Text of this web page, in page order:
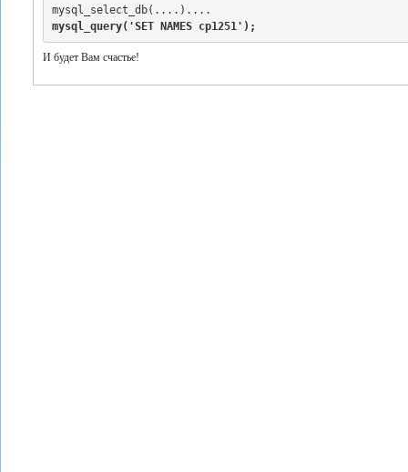
mysql_query('SET NAMES cp1251');
И будет Вам счастье!